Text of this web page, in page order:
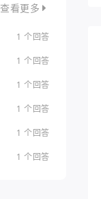
查看更多
1 个回答
1 个回答
1 个回答
1 个回答
1 个回答
1 个回答